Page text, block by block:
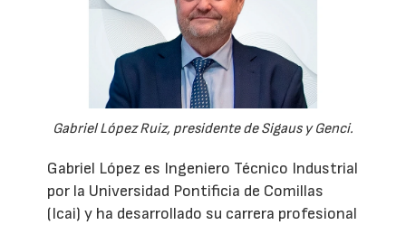
Gabriel López Ruiz, presidente de Sigaus y Genci.
Gabriel López es Ingeniero Técnico Industrial
por la Universidad Pontificia de Comillas
(Icai) y ha desarrollado su carrera profesional